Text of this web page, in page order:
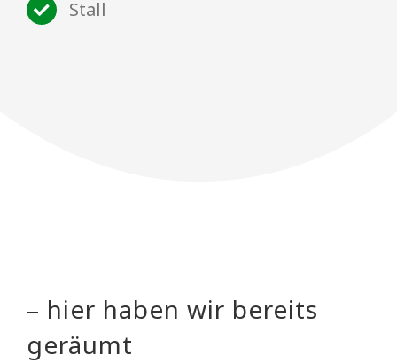
Stall
– hier haben wir bereits
geräumt